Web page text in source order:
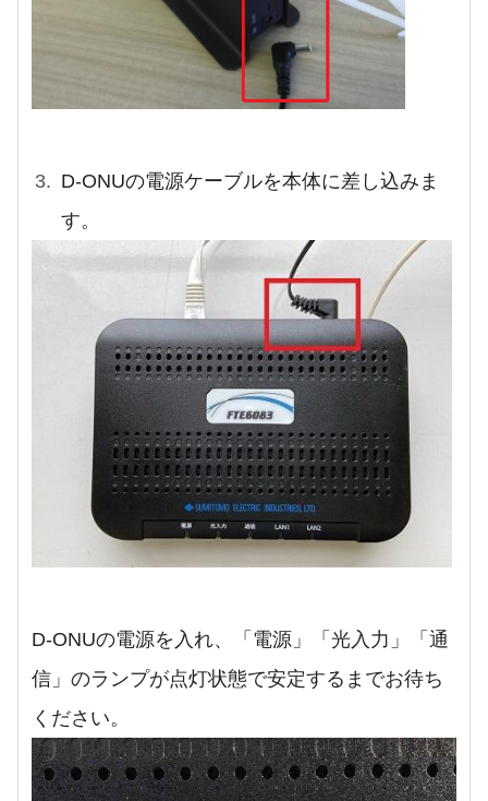
D-ONUの電源ケーブルを本体に差し込みま
す。
D-ONUの電源を入れ、「電源」「光入力」「通
信」のランプが点灯状態で安定するまでお待ち
ください。